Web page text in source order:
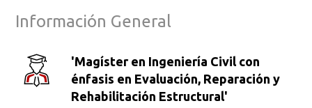
Información General
'Magíster en Ingeniería Civil con
énfasis en Evaluación, Reparación y
Rehabilitación Estructural'